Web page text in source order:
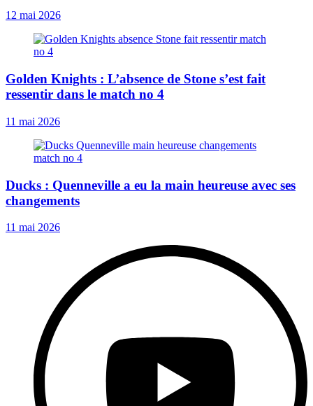
12 mai 2026
Golden Knights : L’absence de Stone s’est fait
ressentir dans le match no 4
11 mai 2026
Ducks : Quenneville a eu la main heureuse avec ses
changements
11 mai 2026